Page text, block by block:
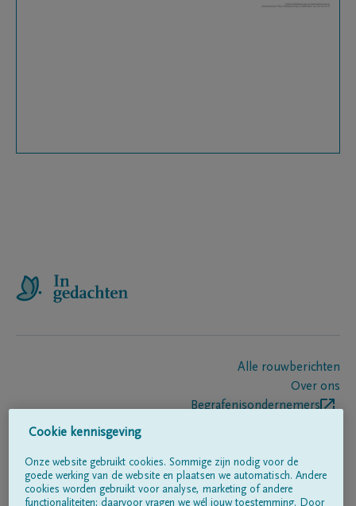
Alle rouwberichten
Over ons
Begrafenisondernemers
Volg ons op
Cookie kennisgeving
Onze website gebruikt cookies. Sommige zijn nodig voor de
goede werking van de website en plaatsen we automatisch. Andere
cookies worden gebruikt voor analyse, marketing of andere
functionaliteiten; daarvoor vragen we wél jouw toestemming. Door